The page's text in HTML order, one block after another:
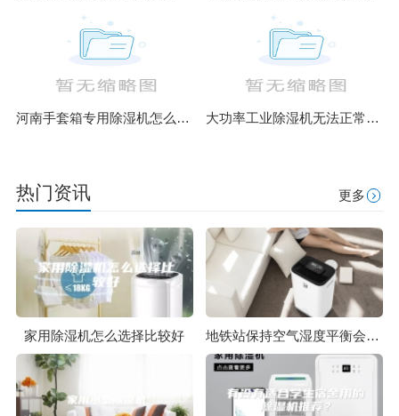
河南手套箱专用除湿机怎么样(解读2023已更新) 大功率工业除湿机无法正常使用启动怎么办
热门资讯 更多
家用除湿机怎么选择比较好 地铁站保持空气湿度平衡会依赖除湿机吗